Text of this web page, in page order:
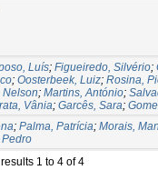
Luís; Figueiredo, Silvério;
; Oosterbeek, Luiz; Rosina,
Nelson; Martins, António;
Vânia; Garcês, Sara;
; Palma, Patrícia; Morais,
1 to 4 of 4